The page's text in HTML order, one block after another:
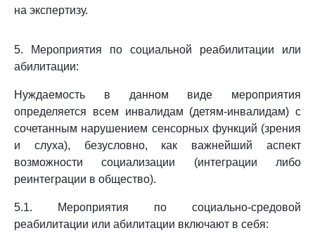
на экспертизу.
5. Мероприятия по социальной реабилитации или
абилитации:
Нуждаемость в данном виде мероприятия
определяется всем инвалидам (детям-инвалидам) с
сочетанным нарушением сенсорных функций (зрения
и слуха), безусловно, как важнейший аспект
возможности социализации (интеграции либо
реинтеграции в общество).
5.1. Мероприятия по социально-средовой
реабилитации или абилитации включают в себя: